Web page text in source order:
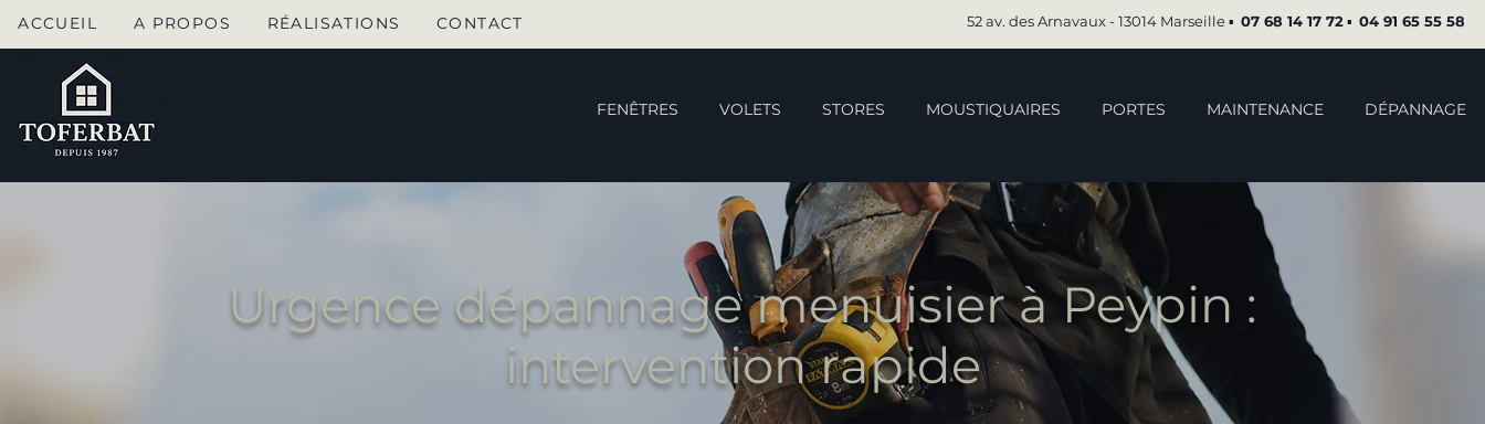
ACCUEIL A PROPOS RÉALISATIONS CONTACT 52 av. des Arnavaux - 13014 Marseille ▪︎ 07 68 14 17 72▪︎ 04 91 65 55 58
FENÊTRES VOLETS STORES MOUSTIQUAIRES PORTES MAINTENANCE DÉPANNAGE
Urgence dépannage menuisier à Peypin :
intervention rapide